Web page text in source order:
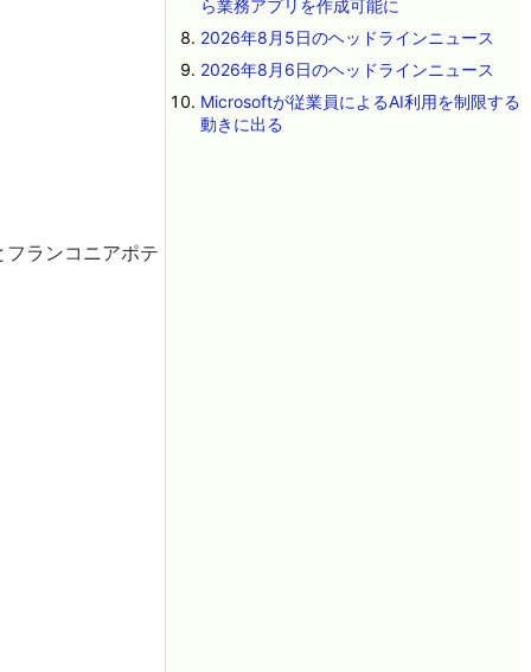
ランコニアポテ
ら業務アプリを作成可能に
2026年8月5日のヘッドラインニュース
2026年8月6日のヘッドラインニュース
Microsoftが従業員によるAI利用を制限する
動きに出る